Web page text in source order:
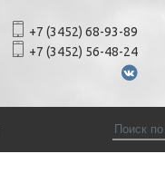
+7 (3452) 68-93-89
+7 (3452) 56-48-24